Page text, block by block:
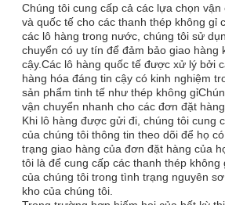
Chúng tôi cung cấp cả các lựa chọn
và quốc tế cho các thanh thép không gỉ
các lô hàng trong nước, chúng tôi sử
chuyển có uy tín để đảm bảo giao hàng
cậy.Các lô hàng quốc tế được xử lý bởi
hàng hóa đáng tin cậy có kinh nghiệm
sản phẩm tinh tế như thép không
vận chuyển nhanh cho các đơn đặt
Khi lô hàng được gửi đi, chúng tôi cung
của chúng tôi thông tin theo dõi để họ
trạng giao hàng của đơn đặt hàng của
tôi là để cung cấp các thanh thép không
của chúng tôi trong tình trạng nguyên
kho của chúng tôi.